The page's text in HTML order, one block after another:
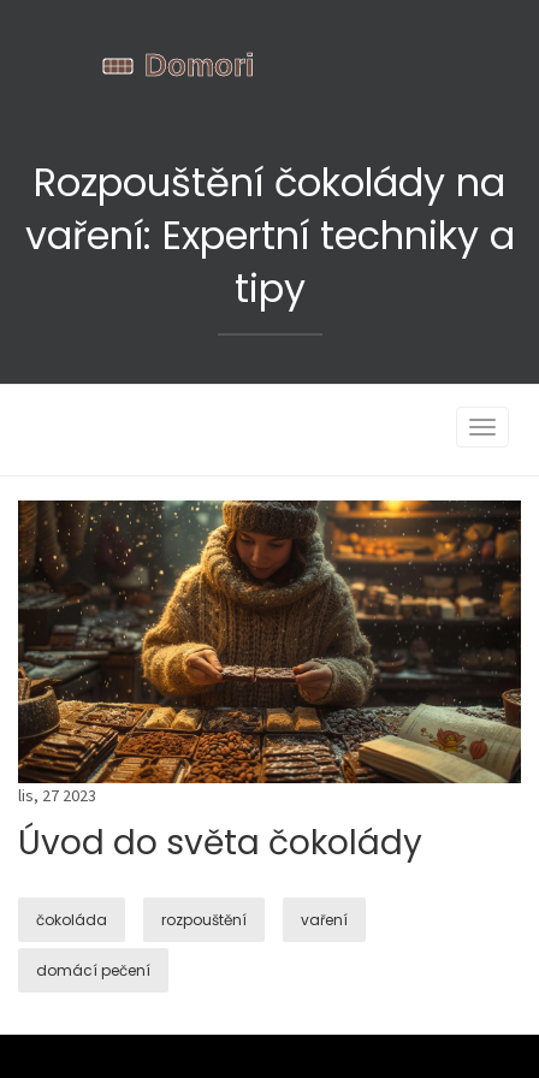
Rozpouštění čokolády na
vaření: Expertní techniky a
tipy
lis, 27 2023
Úvod do světa čokolády
čokoláda rozpouštění vaření
domácí pečení